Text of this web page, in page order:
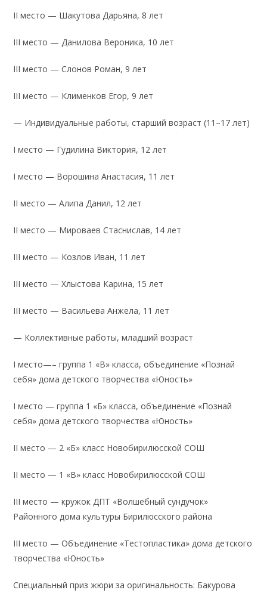
II место — Шакутова Дарьяна, 8 лет
III место — Данилова Вероника, 10 лет
III место — Слонов Роман, 9 лет
III место — Клименков Егор, 9 лет
— Индивидуальные работы, старший возраст (11–17 лет)
I место — Гудилина Виктория, 12 лет
I место — Ворошина Анастасия, 11 лет
II место — Алипа Данил, 12 лет
II место — Мироваев Стаснислав, 14 лет
III место — Козлов Иван, 11 лет
III место — Хлыстова Карина, 15 лет
III место — Васильева Анжела, 11 лет
— Коллективные работы, младший возраст
I место—– группа 1 «В» класса, объединение «Познай
себя» дома детского творчества «Юность»
I место — группа 1 «Б» класса, объединение «Познай
себя» дома детского творчества «Юность»
II место — 2 «Б» класс Новобирилюсской СОШ
II место — 1 «В» класс Новобирилюсской СОШ
III место — кружок ДПТ «Волшебный сундучок»
Районного дома культуры Бирилюсского района
III место — Объединение «Тестопластика» дома детского
творчества «Юность»
Специальный приз жюри за оригинальность: Бакурова